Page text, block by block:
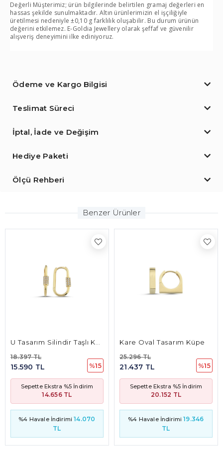
Değerli Müşterimiz; ürün bilgilerinde belirtilen gramaj değerleri en
hassas şekilde sunulmaktadır. Altın ürünlerimizin el işçiliğiyle
üretilmesi nedeniyle ±0,10 g farklılık oluşabilir. Bu durum ürünün
değerini etkilemez. E-Goldia Jewellery olarak şeffaf ve güvenilir
alışveriş deneyimini ilke ediniyoruz.
Ödeme ve Kargo Bilgisi
Teslimat Süreci
İptal, İade ve Değişim
Hediye Paketi
Ölçü Rehberi
Benzer Ürünler
15.590 TL
18.397 TL
%15
Sepette Ekstra %5 İndirim
14.656 TL
%4 Havale İndirimi14.070
TL
Kare Oval Tasarım Küpe
21.437 TL
25.296 TL
%15
Sepette Ekstra %5 İndirim
20.152 TL
%4 Havale İndirimi19.346
TL